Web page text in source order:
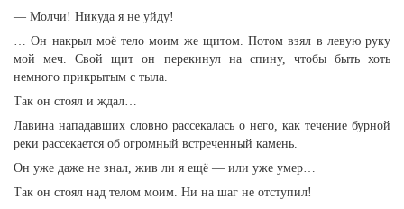
— Молчи! Никуда я не уйду!
… Он накрыл моё тело моим же щитом. Потом взял в левую руку
мой меч. Свой щит он перекинул на спину, чтобы быть хоть
немного прикрытым с тыла.
Так он стоял и ждал…
Лавина нападавших словно рассекалась о него, как течение бурной
реки рассекается об огромный встреченный камень.
Он уже даже не знал, жив ли я ещё — или уже умер…
Так он стоял над телом моим. Ни на шаг не отступил!